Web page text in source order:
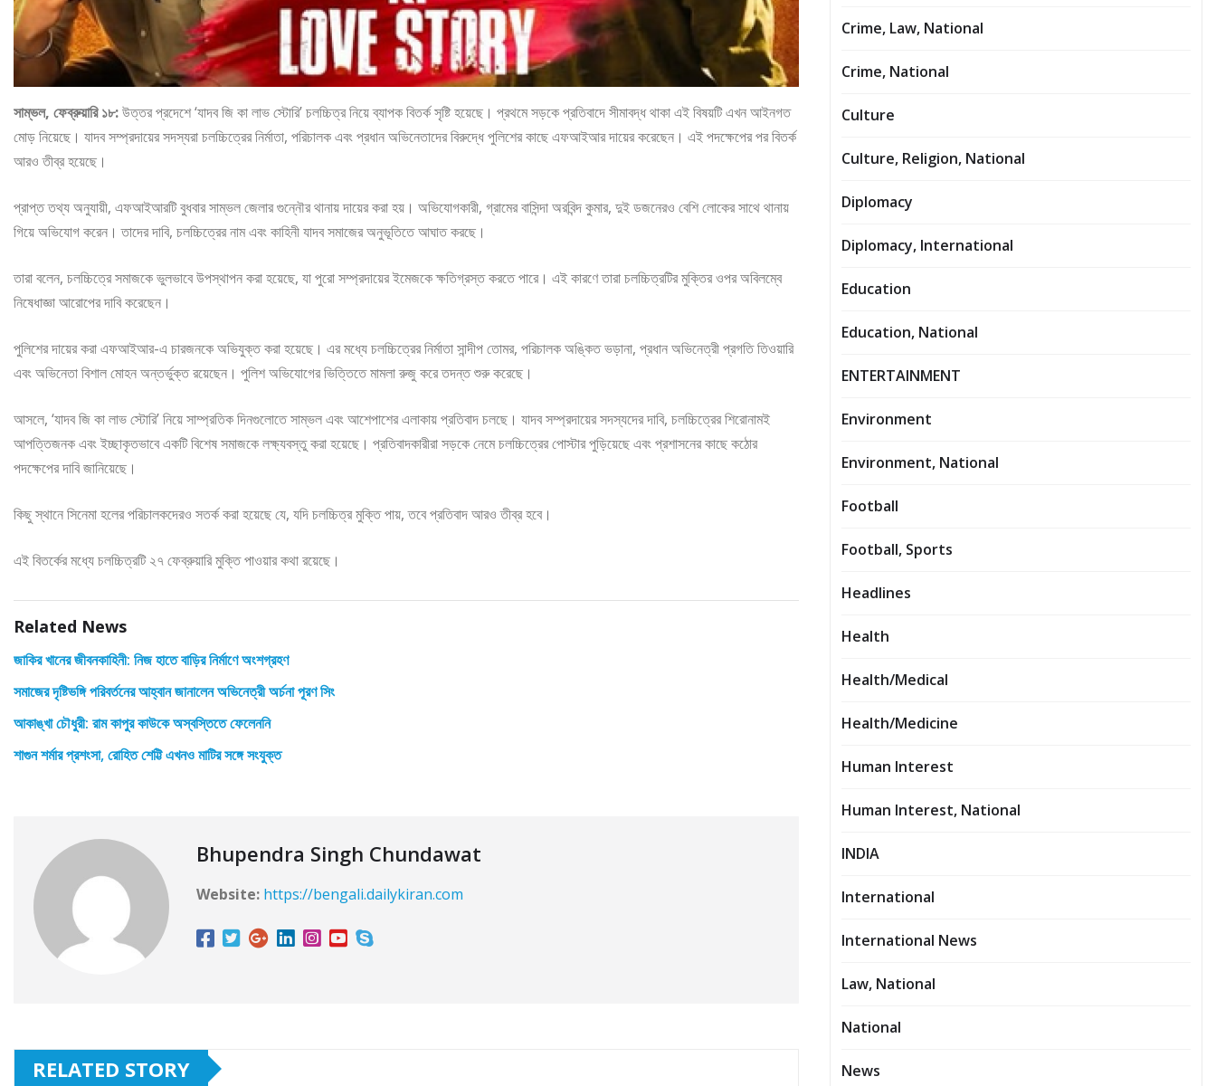
সাম্ভল, ফেব্রুয়ারি ১৮:উত্তর প্রদেশে ‘যাদব জি কা লাভ স্টোরি’ চলচ্চিত্র নিয়ে ব্যাপক বিতর্ক সৃষ্টি হয়েছে। প্রথমে সড়কে প্রতিবাদে সীমাবদ্ধ থাকা এই বিষয়টি এখন আইনগত
মোড় নিয়েছে। যাদব সম্প্রদায়ের সদস্যরা চলচ্চিত্রের নির্মাতা, পরিচালক এবং প্রধান অভিনেতাদের বিরুদ্ধে পুলিশের কাছে এফআইআর দায়ের করেছেন। এই পদক্ষেপের পর বিতর্ক
আরও তীব্র হয়েছে।
প্রাপ্ত তথ্য অনুযায়ী, এফআইআরটি বুধবার সাম্ভল জেলার গুন্নৌর থানায় দায়ের করা হয়। অভিযোগকারী, গ্রামের বাসিন্দা অরবিন্দ কুমার, দুই ডজনেরও বেশি লোকের সাথে থানায়
গিয়ে অভিযোগ করেন। তাদের দাবি, চলচ্চিত্রের নাম এবং কাহিনী যাদব সমাজের অনুভূতিতে আঘাত করছে।
তারা বলেন, চলচ্চিত্রে সমাজকে ভুলভাবে উপস্থাপন করা হয়েছে, যা পুরো সম্প্রদায়ের ইমেজকে ক্ষতিগ্রস্ত করতে পারে। এই কারণে তারা চলচ্চিত্রটির মুক্তির ওপর অবিলম্বে
নিষেধাজ্ঞা আরোপের দাবি করেছেন।
পুলিশের দায়ের করা এফআইআর-এ চারজনকে অভিযুক্ত করা হয়েছে। এর মধ্যে চলচ্চিত্রের নির্মাতা সান্দীপ তোমর, পরিচালক অঙ্কিত ভড়ানা, প্রধান অভিনেত্রী প্রগতি তিওয়ারি
এবং অভিনেতা বিশাল মোহন অন্তর্ভুক্ত রয়েছেন। পুলিশ অভিযোগের ভিত্তিতে মামলা রুজু করে তদন্ত শুরু করেছে।
আসলে, ‘যাদব জি কা লাভ স্টোরি’ নিয়ে সাম্প্রতিক দিনগুলোতে সাম্ভল এবং আশেপাশের এলাকায় প্রতিবাদ চলছে। যাদব সম্প্রদায়ের সদস্যদের দাবি, চলচ্চিত্রের শিরোনামই
আপত্তিজনক এবং ইচ্ছাকৃতভাবে একটি বিশেষ সমাজকে লক্ষ্যবস্তু করা হয়েছে। প্রতিবাদকারীরা সড়কে নেমে চলচ্চিত্রের পোস্টার পুড়িয়েছে এবং প্রশাসনের কাছে কঠোর
পদক্ষেপের দাবি জানিয়েছে।
কিছু স্থানে সিনেমা হলের পরিচালকদেরও সতর্ক করা হয়েছে যে, যদি চলচ্চিত্র মুক্তি পায়, তবে প্রতিবাদ আরও তীব্র হবে।
এই বিতর্কের মধ্যে চলচ্চিত্রটি ২৭ ফেব্রুয়ারি মুক্তি পাওয়ার কথা রয়েছে।
Related News
জাকির খানের জীবনকাহিনী: নিজ হাতে বাড়ির নির্মাণে অংশগ্রহণ
সমাজের দৃষ্টিভঙ্গি পরিবর্তনের আহ্বান জানালেন অভিনেত্রী অর্চনা পূরণ সিং
আকাঙ্খা চৌধুরী: রাম কাপুর কাউকে অস্বস্তিতে ফেলেননি
শাগুন শর্মার প্রশংসা, রোহিত শেট্টি এখনও মাটির সঙ্গে সংযুক্ত
Bhupendra Singh Chundawat
Website: https://bengali.dailykiran.com
RELATED STORY
Crime, Law, National
Crime, National
Culture
Culture, Religion, National
Diplomacy
Diplomacy, International
Education
Education, National
ENTERTAINMENT
Environment
Environment, National
Football
Football, Sports
Headlines
Health
Health/Medical
Health/Medicine
Human Interest
Human Interest, National
INDIA
International
International News
Law, National
National
News